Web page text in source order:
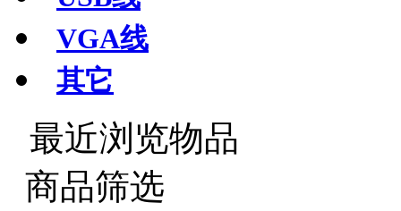
VGA线
其它
最近浏览物品
商品筛选